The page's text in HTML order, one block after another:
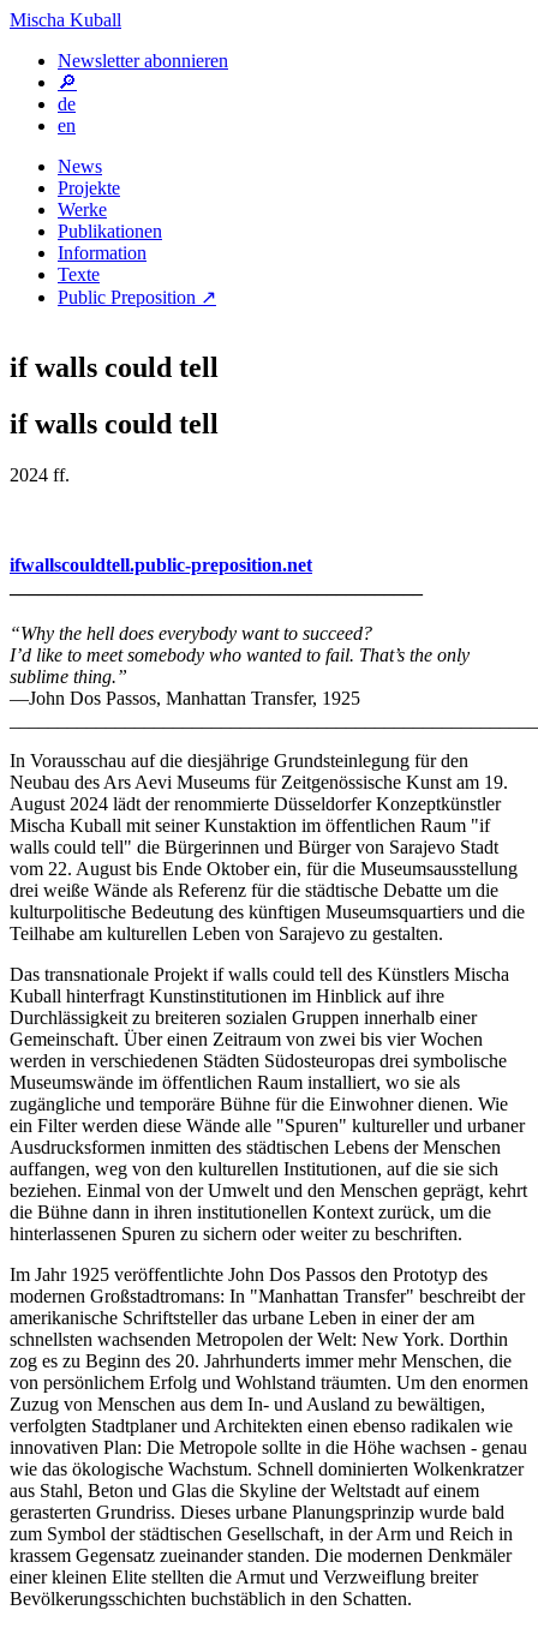
Mischa Kuball
Newsletter abonnieren
🔎
de
en
News
Projekte
Werke
Publikationen
Information
Texte
Public Preposition ↗
if walls could tell
if walls could tell
2024 ff.
ifwallscouldtell.public-preposition.net
“Why the hell does everybody want to succeed?
I’d like to meet somebody who wanted to fail. That’s the only
sublime thing.”
—John Dos Passos, Manhattan Transfer, 1925
In Vorausschau auf die diesjährige Grundsteinlegung für den
Neubau des Ars Aevi Museums für Zeitgenössische Kunst am 19.
August 2024 lädt der renommierte Düsseldorfer Konzeptkünstler
Mischa Kuball mit seiner Kunstaktion im öffentlichen Raum "if
walls could tell" die Bürgerinnen und Bürger von Sarajevo Stadt
vom 22. August bis Ende Oktober ein, für die Museumsausstellung
drei weiße Wände als Referenz für die städtische Debatte um die
kulturpolitische Bedeutung des künftigen Museumsquartiers und die
Teilhabe am kulturellen Leben von Sarajevo zu gestalten.
Das transnationale Projekt if walls could tell des Künstlers Mischa
Kuball hinterfragt Kunstinstitutionen im Hinblick auf ihre
Durchlässigkeit zu breiteren sozialen Gruppen innerhalb einer
Gemeinschaft. Über einen Zeitraum von zwei bis vier Wochen
werden in verschiedenen Städten Südosteuropas drei symbolische
Museumswände im öffentlichen Raum installiert, wo sie als
zugängliche und temporäre Bühne für die Einwohner dienen. Wie
ein Filter werden diese Wände alle "Spuren" kultureller und urbaner
Ausdrucksformen inmitten des städtischen Lebens der Menschen
auffangen, weg von den kulturellen Institutionen, auf die sie sich
beziehen. Einmal von der Umwelt und den Menschen geprägt, kehrt
die Bühne dann in ihren institutionellen Kontext zurück, um die
hinterlassenen Spuren zu sichern oder weiter zu beschriften.
Im Jahr 1925 veröffentlichte John Dos Passos den Prototyp des
modernen Großstadtromans: In "Manhattan Transfer" beschreibt der
amerikanische Schriftsteller das urbane Leben in einer der am
schnellsten wachsenden Metropolen der Welt: New York. Dorthin
zog es zu Beginn des 20. Jahrhunderts immer mehr Menschen, die
von persönlichem Erfolg und Wohlstand träumten. Um den enormen
Zuzug von Menschen aus dem In- und Ausland zu bewältigen,
verfolgten Stadtplaner und Architekten einen ebenso radikalen wie
innovativen Plan: Die Metropole sollte in die Höhe wachsen - genau
wie das ökologische Wachstum. Schnell dominierten Wolkenkratzer
aus Stahl, Beton und Glas die Skyline der Weltstadt auf einem
gerasterten Grundriss. Dieses urbane Planungsprinzip wurde bald
zum Symbol der städtischen Gesellschaft, in der Arm und Reich in
krassem Gegensatz zueinander standen. Die modernen Denkmäler
einer kleinen Elite stellten die Armut und Verzweiflung breiter
Bevölkerungsschichten buchstäblich in den Schatten.